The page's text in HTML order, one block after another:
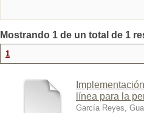
Mostrando 1 de un total de 1
1
línea para la
García Reyes,